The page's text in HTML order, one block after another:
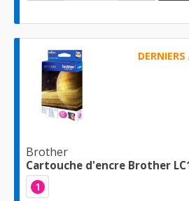
Brother
Cartouche d'encre Brother
1